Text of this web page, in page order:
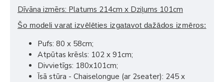
Dīvāna izmērs: Platums 214cm x Dziļums 101cm
Šo modeli varat izvēlēties izgatavot dažādos izmēros:
Pufs: 80 x 58cm;
Atpūtas krēsls: 102 x 91cm;
Divvietīgs: 180x101cm;
Īsā stūra - Chaiselongue (ar 2seater): 245 x